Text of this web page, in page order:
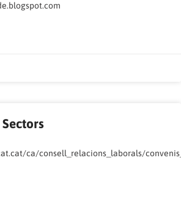
ca/consell_relacions_laborals/